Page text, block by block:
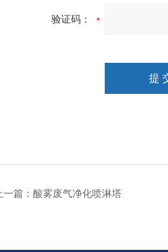
验证码：
一篇： 酸雾废气净化喷淋塔